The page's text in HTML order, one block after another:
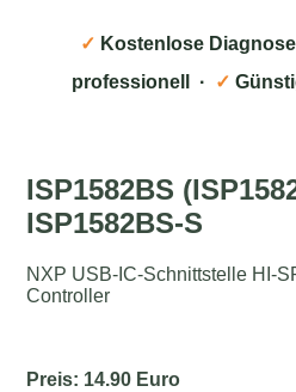
✓ Kostenlose
professionell ·
✓
ISP1582BS
ISP1582BS-S
NXP USB-IC-Schnittstelle HI-
Controller
Preis: 14.90 Euro